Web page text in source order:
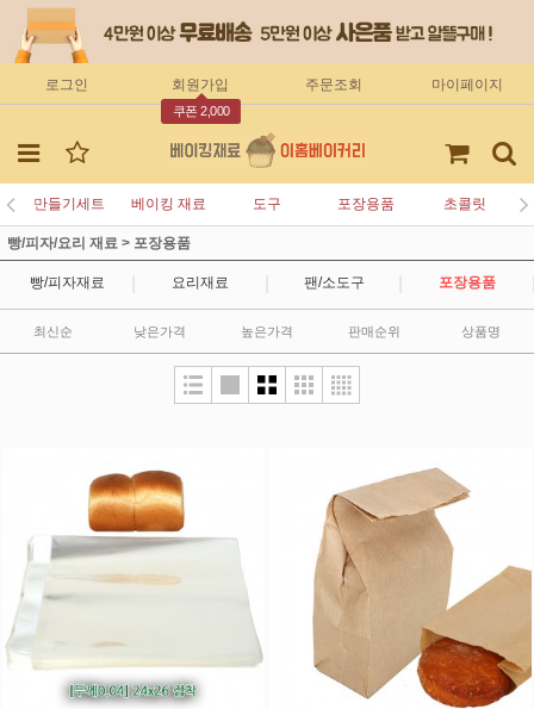
로그인 회원가입
쿠폰 2,000
주문조회 마이페이지
만들기세트 베이킹 재료 도구 포장용품 초콜릿
빵/피자/요리 재료 > 포장용품
빵/피자재료 요리재료 팬/소도구 포장용품
최신순 낮은가격 높은가격 판매순위 상품명